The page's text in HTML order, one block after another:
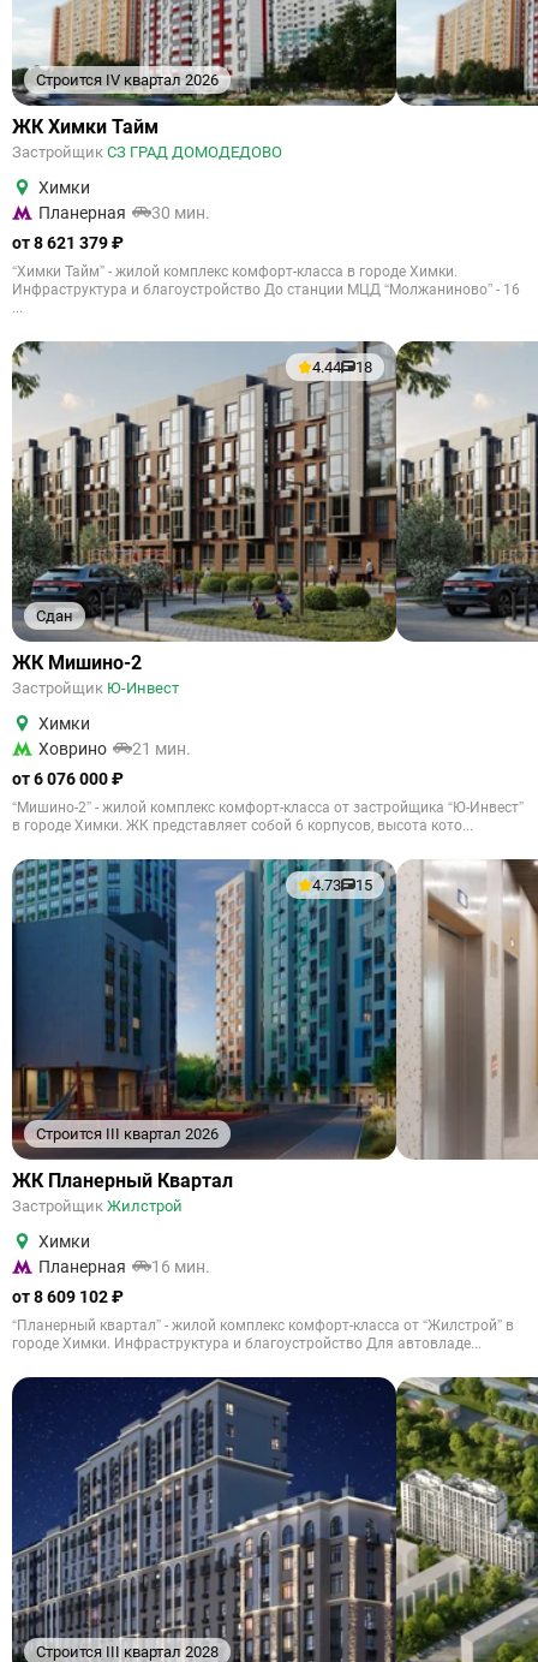
Строится IV квартал 2026
ЖК Химки Тайм
Застройщик СЗ ГРАД ДОМОДЕДОВО
Химки
Планерная
30 мин.
от 8 621 379 ₽
“Химки Тайм” - жилой комплекс комфорт-класса в городе Химки.
Инфраструктура и благоустройство До станции МЦД “Молжаниново” - 16
...
Сдан
4.44 18
ЖК Мишино-2
Застройщик Ю-Инвест
Химки
Ховрино
21 мин.
от 6 076 000 ₽
“Мишино-2” - жилой комплекс комфорт-класса от застройщика “Ю-Инвест”
в городе Химки. ЖК представляет собой 6 корпусов, высота кото...
Строится III квартал 2026
4.73 15
ЖК Планерный Квартал
Застройщик Жилстрой
Химки
Планерная
16 мин.
от 8 609 102 ₽
“Планерный квартал” - жилой комплекс комфорт-класса от “Жилстрой” в
городе Химки. Инфраструктура и благоустройство Для автовладе...
Строится III квартал 2028